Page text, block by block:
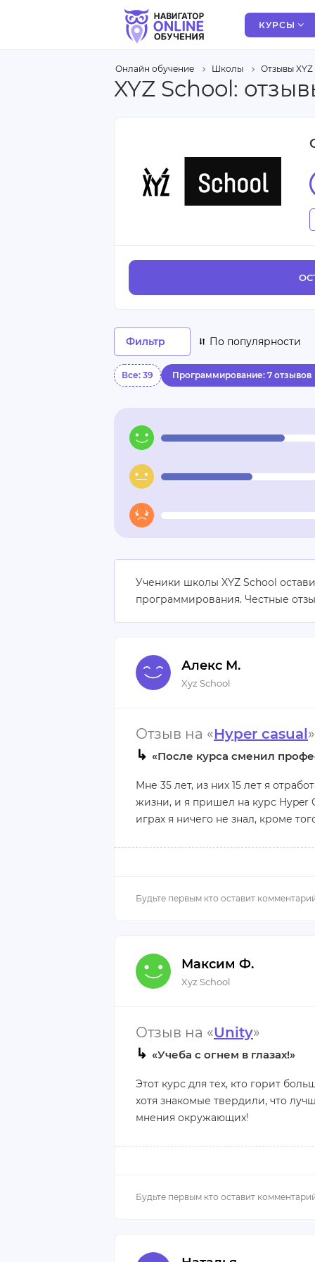
КУРСЫ
Онлайн обучение Школы Отзывы XYZ
XYZ School:
Ученики школы XYZ School
программирования. Честные
Алекс М.
Xyz School
Отзыв на «Hyper casual»
↳ «После курса сменил
Мне 35 лет, из них 15 лет я
жизни, и я пришел на курс Hyper
играх я ничего не знал, кроме
изучил за три месяца, учился
работать с Юнити, освоил
Плюсы:
Интересные лекции и
Нет.
Максим Ф.
Xyz School
Отзыв на «Unity»
↳ «Учеба с огнем в глазах!»
Этот курс для тех, кто горит
хотя знакомые твердили, что
мнения окружающих!
отличные. Курс по Юнити я
проходить собеседования.
Плюсы:
Фильтр По популярности
Все: 39 Программирование: 7 отзывов